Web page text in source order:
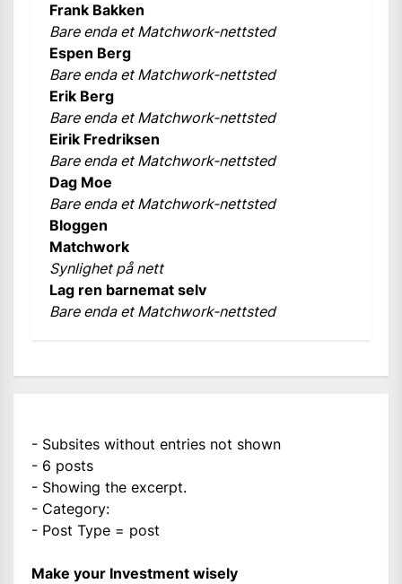
Frank Bakken
Bare enda et Matchwork-nettsted
Espen Berg
Bare enda et Matchwork-nettsted
Erik Berg
Bare enda et Matchwork-nettsted
Eirik Fredriksen
Bare enda et Matchwork-nettsted
Dag Moe
Bare enda et Matchwork-nettsted
Bloggen
Matchwork
Synlighet på nett
Lag ren barnemat selv
Bare enda et Matchwork-nettsted
- Subsites without entries not shown
- 6 posts
- Showing the excerpt.
- Category:
- Post Type = post
Make your Investment wisely